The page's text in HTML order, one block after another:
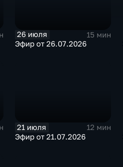
26 июля
15 мин
Эфир от 26.07.2026
21 июля
12 мин
Эфир от 21.07.2026